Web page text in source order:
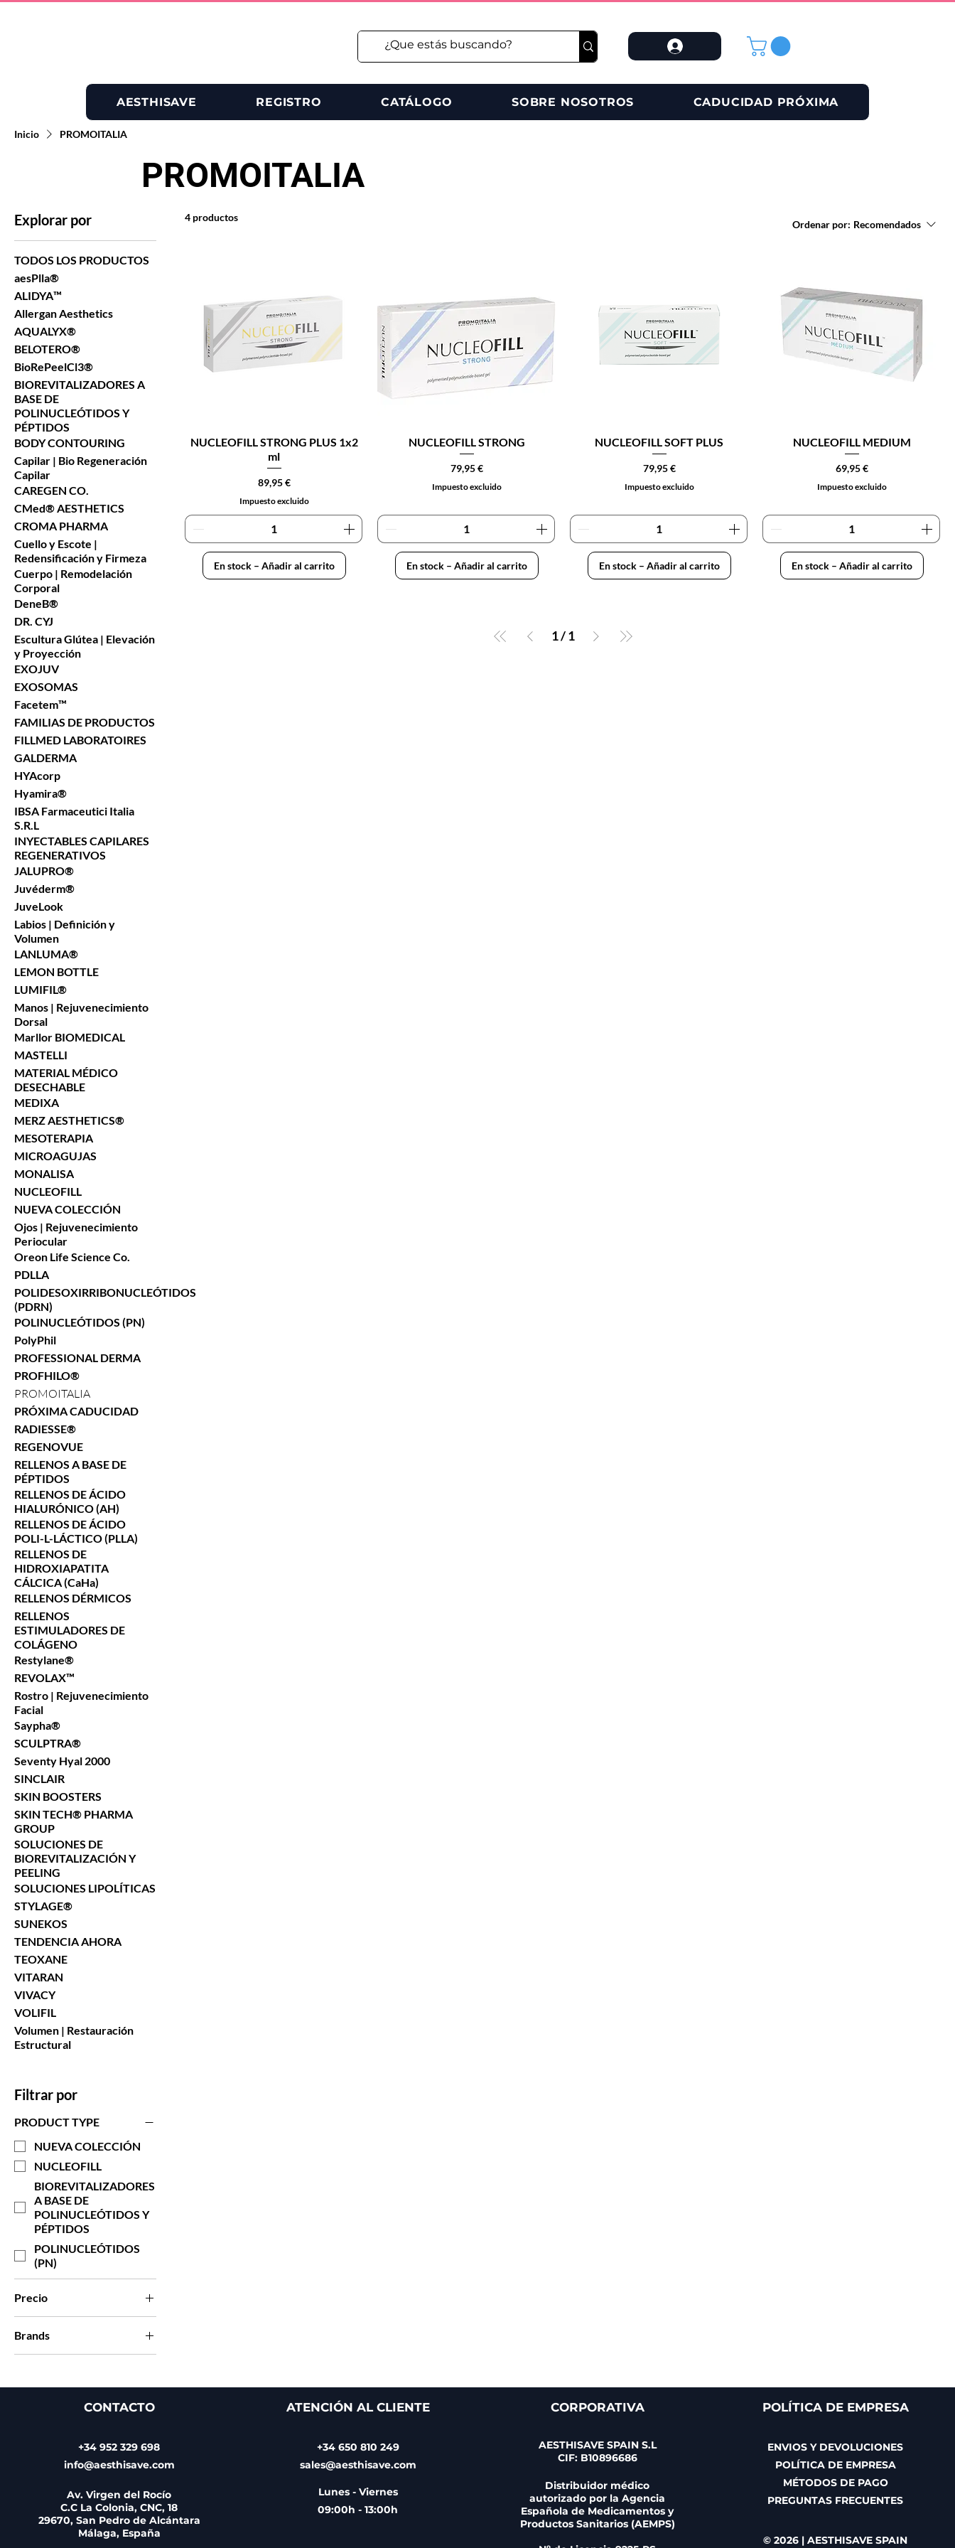
AESTHISAVE REGISTRO CATÁLOGO SOBRE NOSOTROS CADUCIDAD PRÓXIMA
Inicio PROMOITALIA
PROMOITALIA
Explorar por
TODOS LOS PRODUCTOS
aesPlla®
ALIDYA™
Allergan Aesthetics
AQUALYX®
BELOTERO®
BioRePeelCl3®
BIOREVITALIZADORES A
BASE DE
POLINUCLEÓTIDOS Y
PÉPTIDOS
BODY CONTOURING
Capilar | Bio Regeneración
Capilar
CAREGEN CO.
CMed® AESTHETICS
CROMA PHARMA
Cuello y Escote |
Redensificación y Firmeza
Cuerpo | Remodelación
Corporal
DeneB®
DR. CYJ
Escultura Glútea | Elevación
y Proyección
EXOJUV
EXOSOMAS
Facetem™
FAMILIAS DE PRODUCTOS
FILLMED LABORATOIRES
GALDERMA
HYAcorp
Hyamira®
IBSA Farmaceutici Italia
S.R.L
INYECTABLES CAPILARES
REGENERATIVOS
JALUPRO®
Juvéderm®
JuveLook
Labios | Definición y
Volumen
LANLUMA®
LEMON BOTTLE
LUMIFIL®
Manos | Rejuvenecimiento
Dorsal
Marllor BIOMEDICAL
MASTELLI
MATERIAL MÉDICO
DESECHABLE
MEDIXA
MERZ AESTHETICS®
MESOTERAPIA
MICROAGUJAS
MONALISA
NUCLEOFILL
NUEVA COLECCIÓN
Ojos | Rejuvenecimiento
Periocular
Oreon Life Science Co.
PDLLA
POLIDESOXIRRIBONUCLEÓTIDOS
(PDRN)
POLINUCLEÓTIDOS (PN)
PolyPhil
PROFESSIONAL DERMA
PROFHILO®
PROMOITALIA
PRÓXIMA CADUCIDAD
RADIESSE®
REGENOVUE
RELLENOS A BASE DE
PÉPTIDOS
RELLENOS DE ÁCIDO
HIALURÓNICO (AH)
RELLENOS DE ÁCIDO
POLI-L-LÁCTICO (PLLA)
RELLENOS DE
HIDROXIAPATITA
CÁLCICA (CaHa)
RELLENOS DÉRMICOS
RELLENOS
ESTIMULADORES DE
COLÁGENO
Restylane®
REVOLAX™
Rostro | Rejuvenecimiento
Facial
Saypha®
SCULPTRA®
Seventy Hyal 2000
SINCLAIR
SKIN BOOSTERS
SKIN TECH® PHARMA
GROUP
SOLUCIONES DE
BIOREVITALIZACIÓN Y
PEELING
SOLUCIONES LIPOLÍTICAS
STYLAGE®
SUNEKOS
TENDENCIA AHORA
TEOXANE
VITARAN
VIVACY
VOLIFIL
Volumen | Restauración
Estructural
Filtrar por
PRODUCT TYPE
NUEVA COLECCIÓN
NUCLEOFILL
BIOREVITALIZADORES
A BASE DE
POLINUCLEÓTIDOS Y
PÉPTIDOS
POLINUCLEÓTIDOS
(PN)
Precio
69 € 90 €
Brands
BIOREVITALIZADORES
POLINUCLEÓTIDOS Y
PÉPTIDOS
POLINUCLEÓTIDOS
4 productos
Ordenar por: Recomendados
NUCLEOFILL STRONG PLUS 1x2
ml
Precio
89,95 €
Impuesto excluido
En stock – Añadir al carrito
NUCLEOFILL STRONG
Precio
79,95 €
Impuesto excluido
En stock – Añadir al carrito
NUCLEOFILL SOFT PLUS
Precio
79,95 €
Impuesto excluido
En stock – Añadir al carrito
NUCLEOFILL MEDIUM
Precio
69,95 €
Impuesto excluido
En stock – Añadir al carrito
1/ 1
CONTACTO
+34 952 329 698
info@aesthisave.com
Av. Virgen del Rocío
C.C La Colonia, CNC, 18
29670, San Pedro de Alcántara
Málaga, España
ATENCIÓN AL CLIENTE
+34 650 810 249
sales@aesthisave.com
Lunes - Viernes
09:00h - 13:00h
CORPORATIVA
AESTHISAVE SPAIN S.L
CIF: B10896686
Distribuidor médico
autorizado por la Agencia
Española de Medicamentos y
Productos Sanitarios (AEMPS)
POLÍTICA DE EMPRESA
ENVIOS Y DEVOLUCIONES
POLÍTICA DE EMPRESA
MÉTODOS DE PAGO
PREGUNTAS FRECUENTES
© 2026 | AESTHISAVE SPAIN